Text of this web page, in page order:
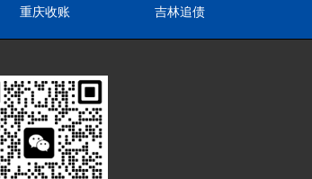
重庆收账 吉林追债